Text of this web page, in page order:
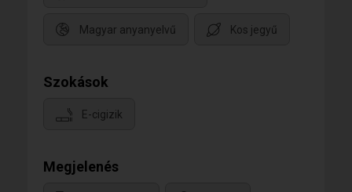
Magyar anyanyelvű Kos jegyű
Szokások
E-cigizik
Megjelenés